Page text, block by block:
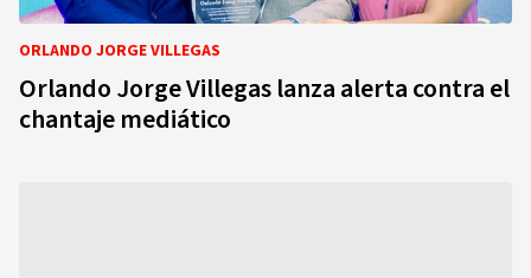
ORLANDO JORGE VILLEGAS
Orlando Jorge Villegas lanza alerta contra el
chantaje mediático